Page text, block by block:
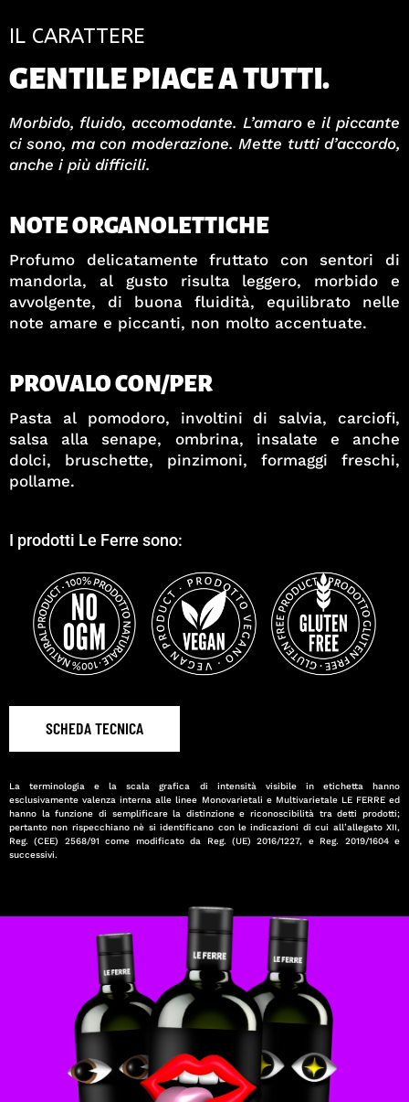
IL CARATTERE
GENTILE PIACE A TUTTI.
Morbido, fluido, accomodante. L’amaro e il piccante
ci sono, ma con moderazione. Mette tutti d’accordo,
anche i più difficili.
NOTE ORGANOLETTICHE
Profumo delicatamente fruttato con sentori di
mandorla, al gusto risulta leggero, morbido e
avvolgente, di buona fluidità, equilibrato nelle
note amare e piccanti, non molto accentuate.
PROVALO CON/PER
Pasta al pomodoro, involtini di salvia, carciofi,
salsa alla senape, ombrina, insalate e anche
dolci, bruschette, pinzimoni, formaggi freschi,
pollame.
I prodotti Le Ferre sono:
SCHEDA TECNICA
La terminologia e la scala grafica di intensità visibile in etichetta hanno
esclusivamente valenza interna alle linee Monovarietali e Multivarietale LE FERRE ed
hanno la funzione di semplificare la distinzione e riconoscibilità tra detti prodotti;
pertanto non rispecchiano nè si identificano con le indicazioni di cui all’allegato XII,
Reg. (CEE) 2568/91 come modificato da Reg. (UE) 2016/1227, e Reg. 2019/1604 e
successivi.